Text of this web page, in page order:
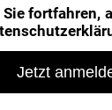
fortfahren,